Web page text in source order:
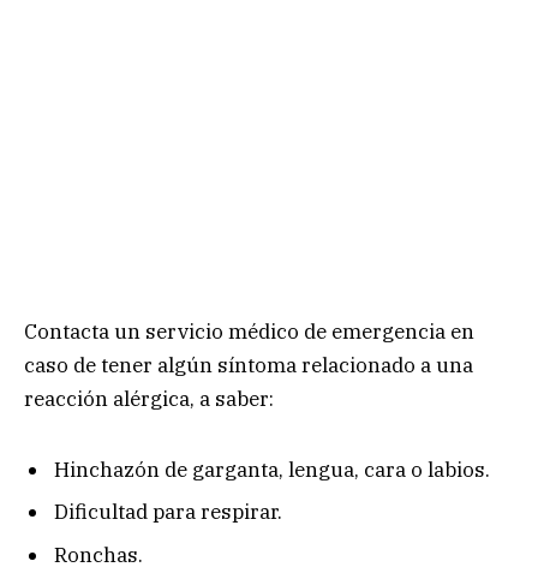
Contacta un servicio médico de emergencia en
caso de tener algún síntoma relacionado a una
reacción alérgica, a saber:
Hinchazón de garganta, lengua, cara o labios.
Dificultad para respirar.
Ronchas.